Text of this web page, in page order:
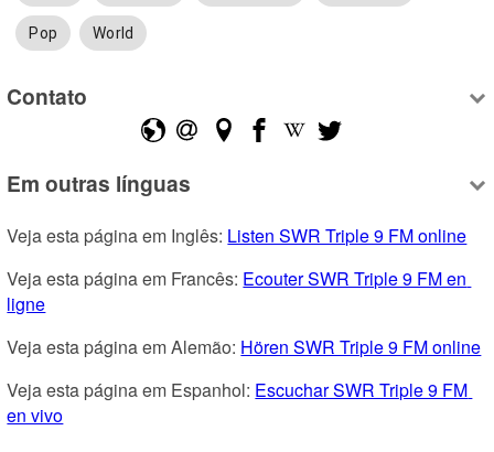
Pop World
Contato
Em outras línguas
Veja esta página em Inglês: Listen SWR Triple 9 FM online
Veja esta página em Francês: Ecouter SWR Triple 9 FM en
ligne
Veja esta página em Alemão: Hören SWR Triple 9 FM online
Veja esta página em Espanhol: Escuchar SWR Triple 9 FM
en vivo